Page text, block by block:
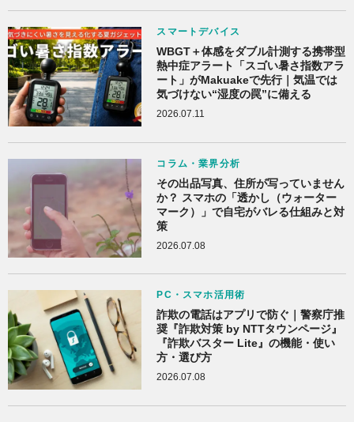
スマートデバイス
WBGT＋体感をダブル計測する携帯型
熱中症アラート「スゴい暑さ指数アラ
ート」がMakuakeで先行｜気温では
気づけない“湿度の罠”に備える
2026.07.11
コラム・業界分析
その出品写真、住所が写っていません
か？ スマホの「透かし（ウォーター
マーク）」で自宅がバレる仕組みと対
策
2026.07.08
PC・スマホ活用術
詐欺の電話はアプリで防ぐ｜警察庁推
奨『詐欺対策 by NTTタウンページ』
『詐欺バスター Lite』の機能・使い
方・選び方
2026.07.08